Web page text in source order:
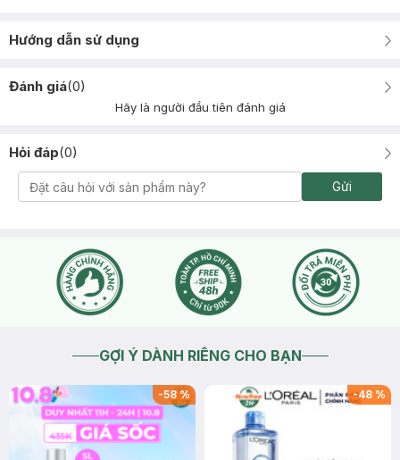
Hướng dẫn sử dụng
Đánh giá(0)
Hãy là người đầu tiên đánh giá
Hỏi đáp(0)
Gửi
GỢI Ý DÀNH RIÊNG CHO BẠN
-58% -48 %